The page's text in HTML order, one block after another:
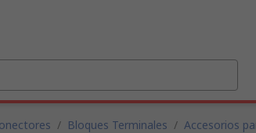
/ Bloques Terminales / Accesorios